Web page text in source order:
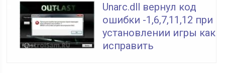
Unarc.dll вернул код
ошибки -1,6,7,11,12 при
установлении игры как
исправить